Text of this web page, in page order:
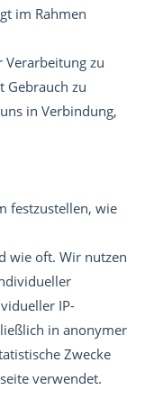
im Rahmen
Verarbeitung zu
Gebrauch zu
in Verbindung,
festzustellen, wie
wie oft. Wir nutzen
IP-
in anonymer
Zwecke
verwendet.